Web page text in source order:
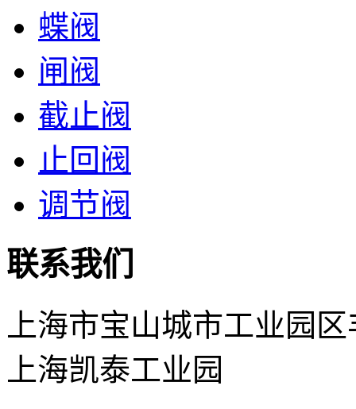
蝶阀
闸阀
截止阀
止回阀
调节阀
联系我们
上海市宝山城市工业园
上海凯泰工业园